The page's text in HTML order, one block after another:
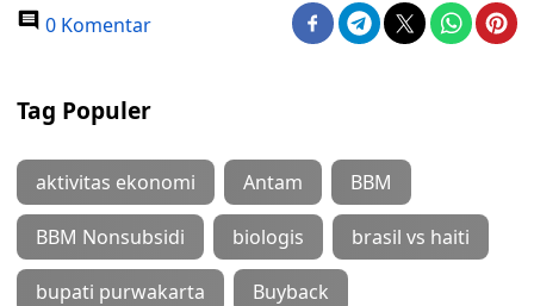
0 Komentar
Tag Populer
aktivitas ekonomi Antam BBM
BBM Nonsubsidi biologis brasil vs haiti
bupati purwakarta Buyback